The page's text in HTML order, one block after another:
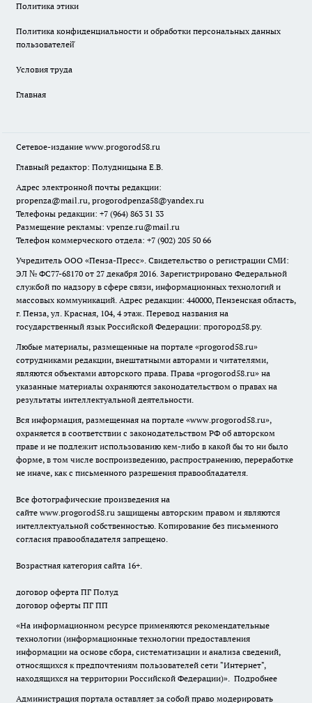
Политика этики
Политика конфиденциальности и обработки персональных данных
пользователей̆
Условия труда
Главная
Сетевое-издание www.progorod58.ru
Главный редактор: Полудницына Е.В.
Адрес электронной почты редакции:
propenza@mail.ru, progorodpenza58@yandex.ru
Телефоны редакции: +7 (964) 863 31 33
Размещение рекламы: vpenze.ru@mail.ru
Телефон коммерческого отдела: +7 (902) 205 50 66
Учредитель ООО «Пенза-Пресс». Свидетельство о регистрации СМИ:
ЭЛ № ФС77-68170 от 27 декабря 2016. Зарегистрировано Федеральной
службой по надзору в сфере связи, информационных технологий и
массовых коммуникаций. Адрес редакции: 440000, Пензенская область,
г. Пенза, ул. Красная, 104, 4 этаж. Перевод названия на
государственный язык Российской Федерации: прогород58.ру.
Любые материалы, размещенные на портале «progorod58.ru»
сотрудниками редакции, внештатными авторами и читателями,
являются объектами авторского права. Права «progorod58.ru» на
указанные материалы охраняются законодательством о правах на
результаты интеллектуальной деятельности.
Вся информация, размещенная на портале «www.progorod58.ru»,
охраняется в соответствии с законодательством РФ об авторском
праве и не подлежит использованию кем-либо в какой бы то ни было
форме, в том числе воспроизведению, распространению, переработке
не иначе, как с письменного разрешения правообладателя.
Все фотографические произведения на
сайте www.progorod58.ru защищены авторским правом и являются
интеллектуальной собственностью. Копирование без письменного
согласия правообладателя запрещено.
Возрастная категория сайта 16+.
договор оферта ПГ Полуд
договор оферты ПГ ПП
«На информационном ресурсе применяются рекомендательные
технологии (информационные технологии предоставления
информации на основе сбора, систематизации и анализа сведений,
относящихся к предпочтениям пользователей сети "Интернет",
находящихся на территории Российской Федерации)». Подробнее
Администрация портала оставляет за собой право модерировать